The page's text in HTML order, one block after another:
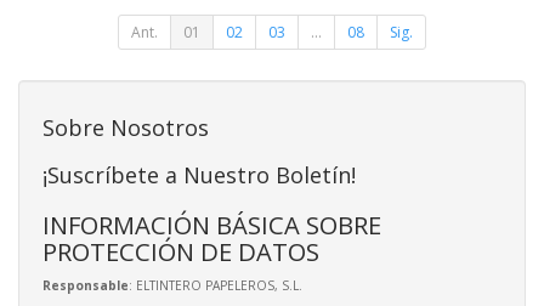
Ant. 01 02 03 ... 08 Sig.
Sobre Nosotros
¡Suscríbete a Nuestro Boletín!
INFORMACIÓN BÁSICA SOBRE
PROTECCIÓN DE DATOS
Responsable: ELTINTERO PAPELEROS, S.L.